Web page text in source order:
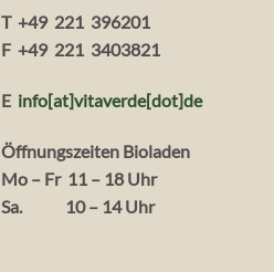
T +49 221 396201
F +49 221 3403821
E info[at]vitaverde[dot]de
Öffnungszeiten Bioladen
Mo – Fr 11 – 18 Uhr
Sa. 10 – 14 Uhr